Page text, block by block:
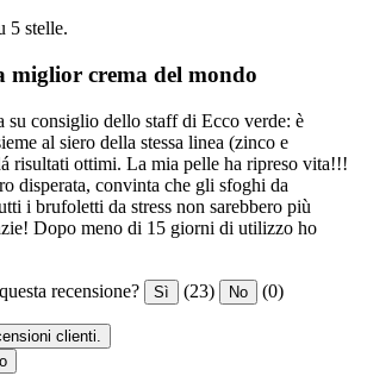
5 stelle.
miglior crema del mondo
su consiglio dello staff di Ecco verde: è
al siero della stessa linea (zinco e
risultati ottimi. La mia pelle ha ripreso vita!!!
disperata, convinta che gli sfoghi da
i brufoletti da stress non sarebbero più
Dopo meno di 15 giorni di utilizzo ho
recensione? Sì (23) No (0)
clienti.